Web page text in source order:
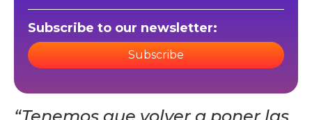
Subscribe to our newsletter:
Subscribe